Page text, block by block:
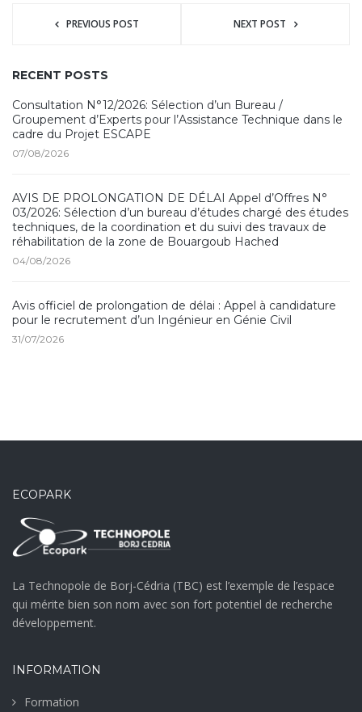
PREVIOUS POST NEXT POST
RECENT POSTS
Consultation N°12/2026: Sélection d’un Bureau /
Groupement d’Experts pour l’Assistance Technique dans le
cadre du Projet ESCAPE
07/08/2026
AVIS DE PROLONGATION DE DÉLAI Appel d’Offres N°
03/2026: Sélection d’un bureau d’études chargé des études
techniques, de la coordination et du suivi des travaux de
réhabilitation de la zone de Bouargoub Hached
04/08/2026
Avis officiel de prolongation de délai : Appel à candidature
pour le recrutement d’un Ingénieur en Génie Civil
31/07/2026
ECOPARK
La Technopole de Borj-Cédria (TBC) est l’exemple de l’espace
qui mérite bien son nom avec son fort potentiel de recherche
développement.
INFORMATION
Formation